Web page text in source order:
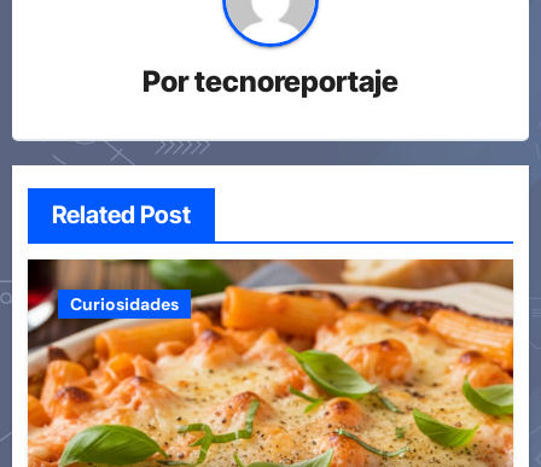
Portecnoreportaje
Related Post
Curiosidades